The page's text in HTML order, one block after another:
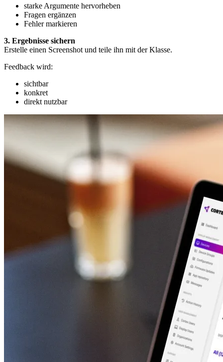
starke Argumente hervorheben
Fragen ergänzen
Fehler markieren
3. Ergebnisse sichern
Erstelle einen Screenshot und teile ihn mit der Klasse.
Feedback wird:
sichtbar
konkret
direkt nutzbar